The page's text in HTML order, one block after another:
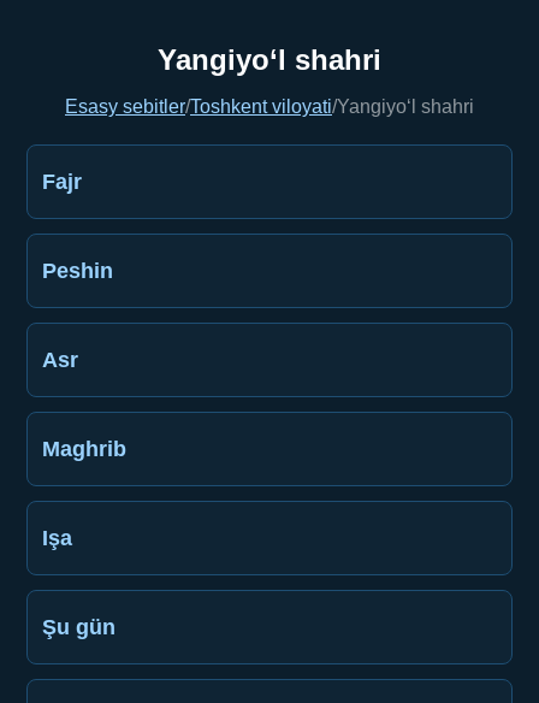
Yangiyo‘l shahri
Esasy sebitler/Toshkent viloyati/Yangiyo‘l shahri
Fajr
Peshin
Asr
Maghrib
Işa
Şu gün